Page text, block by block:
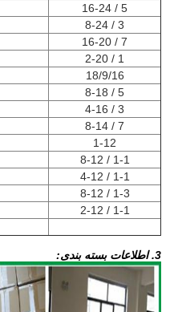
5 / 16-24
18/9/16
5 / 8-18
1-12
1-1 / 8-12
1-1 / 4-12
1-3 / 8-12
1-1 / 2-12
3. اطلاعات بسته بندی: